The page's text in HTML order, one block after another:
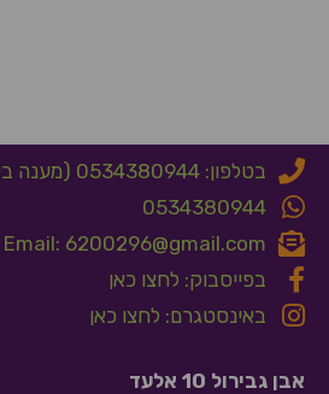
בטלפון: 0534380944 (מענה בשעות הבוקר בלבד)
0534380944
Email: 6200296@gmail.com
בפייסבוק: לחצו כאן
באינסטגרם: לחצו כאן
אבן גבירול 10 אלעד